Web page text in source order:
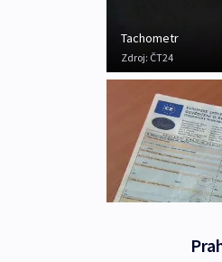
Tachometr
Zdroj: ČT24